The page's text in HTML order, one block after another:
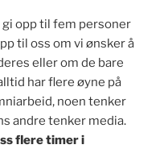
gi opp til fem personer
til oss om vi ønsker å
eller om de bare
har flere øyne på
noen tenker
andre tenker media.
flere timer i